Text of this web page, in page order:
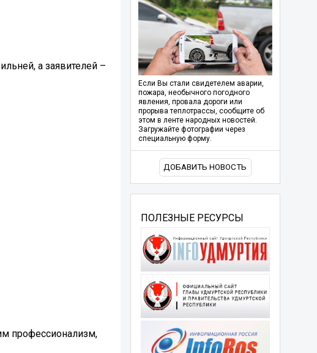
а заявителей –
профессионализм,
Если Вы стали свидетелем аварии,
пожара, необычного погодного
явления, провала дороги или
прорыва теплотрассы, сообщите об
этом в ленте народных новостей.
Загружайте фотографии через
специальную форму.
ДОБАВИТЬ НОВОСТЬ
ПОЛЕЗНЫЕ РЕСУРСЫ